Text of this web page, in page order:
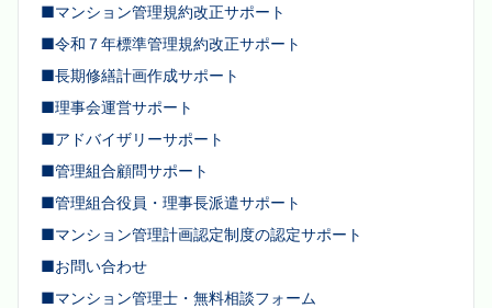
■マンション管理規約改正サポート
■令和７年標準管理規約改正サポート
■長期修繕計画作成サポート
■理事会運営サポート
■アドバイザリーサポート
■管理組合顧問サポート
■管理組合役員・理事長派遣サポート
■マンション管理計画認定制度の認定サポート
■お問い合わせ
■マンション管理士・無料相談フォーム